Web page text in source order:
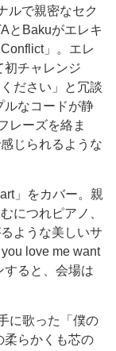
ルで親密なセク
とBakuがエレキ
」。エレ
初チャレンジ
ださい」と冗談
ルなコードが静
レーズを絡ま
じられるような
」をカバー。親
につれピアノ、
ような美しいサ
love me want
すると、会場は
に歌った「僕の
柔らかくも芯の